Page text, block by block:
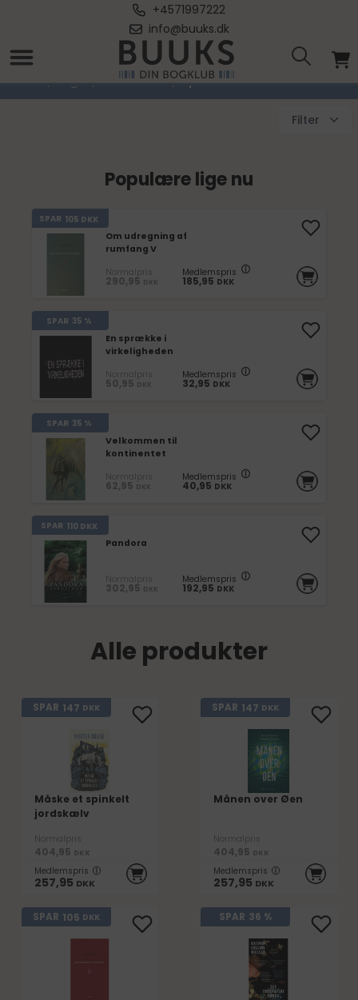
+4571997222
info@buuks.dk
Spekulativ Skønlitteratur
Forside / Bøger / Skønlitteratur / Spekulativ Skønlitteratur
Filter
Populære lige nu
SPAR 105 DKK
Om udregning af
rumfang V
Normalpris
290,95 DKK
Medlemspris
185,95 DKK
SPAR 35 %
En sprække i
virkeligheden
Normalpris
50,95 DKK
Medlemspris
32,95 DKK
SPAR 35 %
Velkommen til
kontinentet
Normalpris
62,95 DKK
Medlemspris
40,95 DKK
SPAR 110 DKK
Pandora
Normalpris
302,95 DKK
Medlemspris
192,95 DKK
Alle produkter
SPAR 147 DKK
Måske et spinkelt
jordskælv
Normalpris
404,95 DKK
Medlemspris
257,95 DKK
SPAR 147 DKK
Månen over Øen
Normalpris
404,95 DKK
Medlemspris
257,95 DKK
SPAR 105 DKK SPAR 36 %